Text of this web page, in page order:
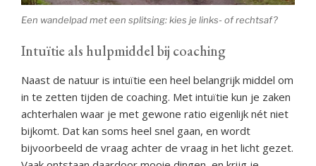
Een wandelpad met een splitsing: kies je links- of rechtsaf?
Intuïtie als hulpmiddel bij coaching
Naast de natuur is intuïtie een heel belangrijk middel om
in te zetten tijden de coaching. Met intuïtie kun je zaken
achterhalen waar je met gewone ratio eigenlijk nét niet
bijkomt. Dat kan soms heel snel gaan, en wordt
bijvoorbeeld de vraag achter de vraag in het licht gezet.